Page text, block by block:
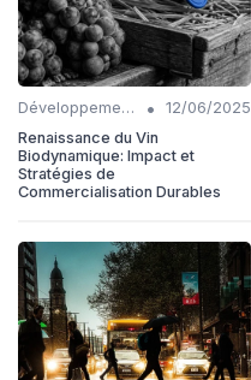
Développement Durable •
12/06/2025
Renaissance du Vin
Biodynamique: Impact et
Stratégies de
Commercialisation Durables